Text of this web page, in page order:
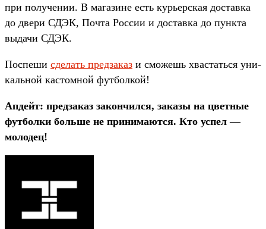
при получе­нии. В магази­не есть курь­ерская дос­тавка
до две­ри СДЭК, Поч­та Рос­сии и дос­тавка до пун­кта
выдачи СДЭК.
Пос­пеши сде­лать пред­заказ и смо­жешь хвас­тать­ся уни­
каль­ной кас­томной фут­болкой!
Ап­дейт: пред­заказ закон­чился, заказы на цвет­ные
фут­болки боль­ше не при­нима­ются. Кто успел —
молодец!